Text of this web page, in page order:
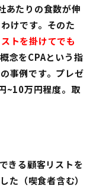
あたりの食数が伸
けです。そのた
トを掛けてでも
念をCPAという指
事例です。プレゼ
~10万円程度。取
きる顧客リストを
た（喫食者含む）